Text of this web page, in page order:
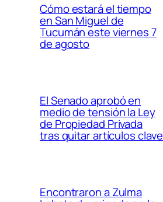
Cómo estará el tiempo
en San Miguel de
Tucumán este viernes 7
de agosto
El Senado aprobó en
medio de tensión la Ley
de Propiedad Privada
tras quitar artículos clave
Encontraron a Zulma